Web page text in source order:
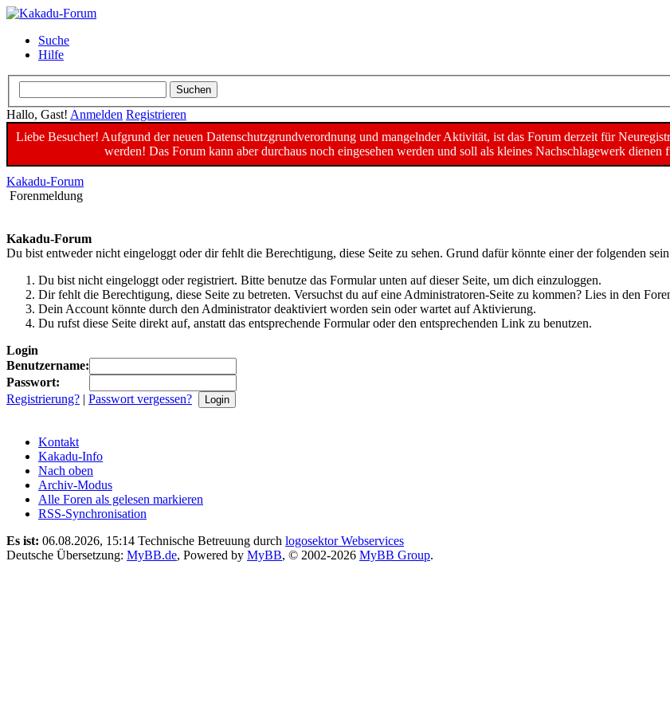
Suche
Hilfe
Hallo, Gast! Anmelden Registrieren
Liebe Besucher! Aufgrund der neuen Datenschutzgrundverordnung und mangelnder Aktivität, ist das Forum derzeit für
werden! Das Forum kann aber durchaus noch eingesehen werden und soll als kleines Nachschlagewerk
Kakadu-Forum
Forenmeldung
Kakadu-Forum
Du bist entweder nicht eingeloggt oder dir fehlt die Berechtigung, diese Seite zu sehen. Grund dafür könnte einer der folgenden
Du bist nicht eingeloggt oder registriert. Bitte benutze das Formular unten auf dieser Seite, um dich einzuloggen.
Dir fehlt die Berechtigung, diese Seite zu betreten. Versuchst du auf eine Administratoren-Seite zu kommen? Lies in den
Dein Account könnte durch den Administrator deaktiviert worden sein oder wartet auf Aktivierung.
Du rufst diese Seite direkt auf, anstatt das entsprechende Formular oder den entsprechenden Link zu benutzen.
Login
Benutzername:
Passwort:
Registrierung? | Passwort vergessen?
Kontakt
Kakadu-Info
Nach oben
Archiv-Modus
Alle Foren als gelesen markieren
RSS-Synchronisation
Es ist: 06.08.2026, 15:14 Technische Betreuung durch logosektor Webservices
Deutsche Übersetzung: MyBB.de, Powered by MyBB, © 2002-2026 MyBB Group.